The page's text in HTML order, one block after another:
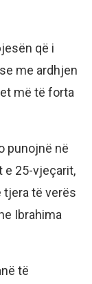
që i
me ardhjen
më të forta
punojnë në
e 25-vjeçarit,
tjera të verës
Ibrahima
të